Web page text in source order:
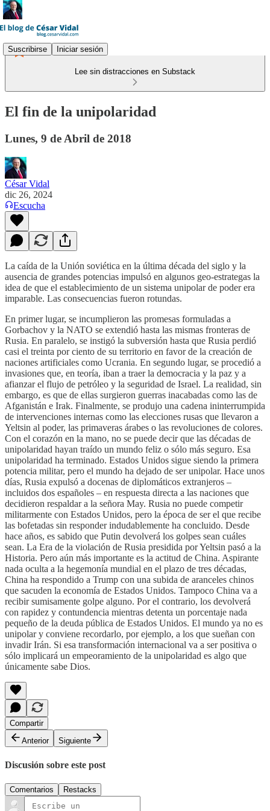
Suscribirse Iniciar sesión
Lee sin distracciones en Substack
El fin de la unipolaridad
Lunes, 9 de Abril de 2018
César Vidal
dic 26, 2024
Escucha
La caída de la Unión soviética en la última década del siglo y la
ausencia de grandes potencias impulsó en algunos geo-estrategas la
idea de que el establecimiento de un sistema unipolar de poder era
imparable. Las consecuencias fueron rotundas.
En primer lugar, se incumplieron las promesas formuladas a
Gorbachov y la NATO se extendió hasta las mismas fronteras de
Rusia. En paralelo, se instigó la subversión hasta que Rusia perdió
casi el treinta por ciento de su territorio en favor de la creación de
naciones artificiales como Ucrania. En segundo lugar, se procedió a
invasiones que, en teoría, iban a traer la democracia y la paz y a
afianzar el flujo de petróleo y la seguridad de Israel. La realidad, sin
embargo, es que de ellas surgieron guerras inacabadas como las de
Afganistán e Irak. Finalmente, se produjo una cadena ininterrumpida
de intervenciones internas como las elecciones rusas que llevaron a
Yeltsin al poder, las primaveras árabes o las revoluciones de colores.
Con el corazón en la mano, no se puede decir que las décadas de
unipolaridad hayan traído un mundo feliz o sólo más seguro. Esa
unipolaridad ha terminado. Estados Unidos sigue siendo la primera
potencia militar, pero el mundo ha dejado de ser unipolar. Hace unos
días, Rusia expulsó a docenas de diplomáticos extranjeros –
incluidos dos españoles – en respuesta directa a las naciones que
decidieron respaldar a la señora May. Rusia no puede competir
militarmente con Estados Unidos, pero la época de ser el que recibe
las bofetadas sin responder indudablemente ha concluido. Desde
hace años, es sabido que Putin devolverá los golpes sean cuáles
sean. La Era de la violación de Rusia presidida por Yeltsin pasó a la
Historia. Pero aún más importante es la actitud de China. Aspirante
nada oculta a la hegemonía mundial en el plazo de tres décadas,
China ha respondido a Trump con una subida de aranceles chinos
que sacuden la economía de Estados Unidos. Tampoco China va a
recibir sumisamente golpe alguno. Por el contrario, los devolverá
con rapidez y contundencia mientras detenta un porcentaje nada
pequeño de la deuda pública de Estados Unidos. El mundo ya no es
unipolar y conviene recordarlo, por ejemplo, a los que sueñan con
invadir Irán. Si esa transformación internacional va a ser positiva o
sólo implicará un empeoramiento de la unipolaridad es algo que
únicamente sabe Dios.
Compartir
Anterior
Siguiente
Discusión sobre este post
Comentarios Restacks